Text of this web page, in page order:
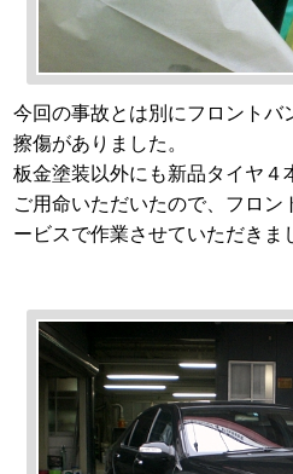
今回の事故とは別にフロントバ
擦傷がありました。
板金塗装以外にも新品タイヤ４
ご用命いただいたので、フロン
ービスで作業させていただきま